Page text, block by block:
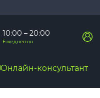
10:00 – 20:00
Ежедневно
Онлайн-консультант